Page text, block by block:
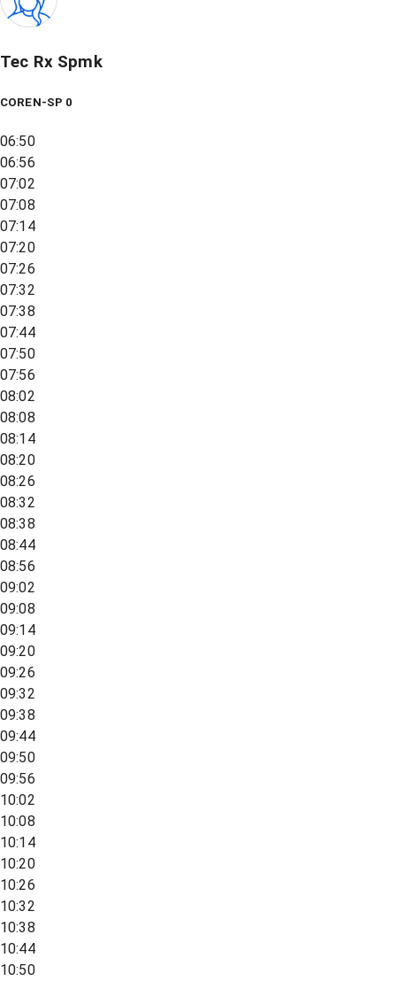
Tec Rx Spmk
COREN-SP 0
06:50
06:56
07:02
07:08
07:14
07:20
07:26
07:32
07:38
07:44
07:50
07:56
08:02
08:08
08:14
08:20
08:26
08:32
08:38
08:44
08:56
09:02
09:08
09:14
09:20
09:26
09:32
09:38
09:44
09:50
09:56
10:02
10:08
10:14
10:20
10:26
10:32
10:38
10:44
10:50